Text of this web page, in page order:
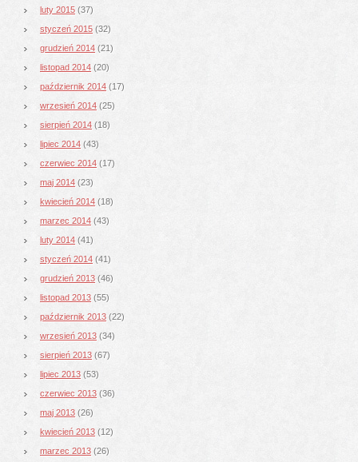
luty 2015 (37)
styczeń 2015 (32)
grudzień 2014 (21)
listopad 2014 (20)
październik 2014 (17)
wrzesień 2014 (25)
sierpień 2014 (18)
lipiec 2014 (43)
czerwiec 2014 (17)
maj 2014 (23)
kwiecień 2014 (18)
marzec 2014 (43)
luty 2014 (41)
styczeń 2014 (41)
grudzień 2013 (46)
listopad 2013 (55)
październik 2013 (22)
wrzesień 2013 (34)
sierpień 2013 (67)
lipiec 2013 (53)
czerwiec 2013 (36)
maj 2013 (26)
kwiecień 2013 (12)
marzec 2013 (26)